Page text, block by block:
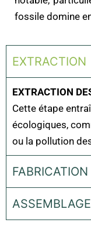
fossile domine
EXTRACTION
EXTRACTION
Cette étape
écologiques,
ou la pollution
FABRICATION
ASSEMBLAGE